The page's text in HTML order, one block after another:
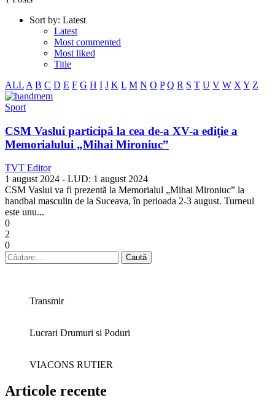
Sort by: Latest
Latest
Most commented
Most liked
Title
ALL A B C D E F G H I J K L M N O P Q R S T U V W X Y Z
Sport
CSM Vaslui participă la cea de-a XV-a ediție a
Memorialului „Mihai Mironiuc”
TVT Editor
1 august 2024 - LUD: 1 august 2024
CSM Vaslui va fi prezentă la Memorialul „Mihai Mironiuc” la
handbal masculin de la Suceava, în perioada 2-3 august. Turneul
este unu...
0
2
0
Caută
după:
Transmir
Lucrari Drumuri si Poduri
VIACONS RUTIER
Articole recente